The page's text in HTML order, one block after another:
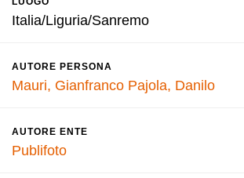
Italia/Liguria/Sanremo
AUTORE PERSONA
Mauri, Gianfranco Pajola, Danilo
AUTORE ENTE
Publifoto